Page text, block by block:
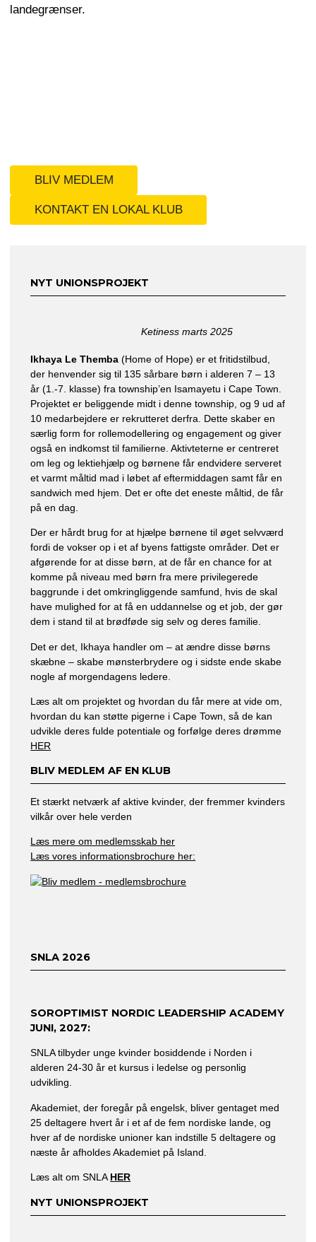
landegrænser.
BLIV MEDLEM
KONTAKT EN LOKAL KLUB
NYT UNIONSPROJEKT
Ketiness marts 2025
Ikhaya Le Themba (Home of Hope) er et fritidstilbud,
der henvender sig til 135 sårbare børn i alderen 7 – 13
år (1.-7. klasse) fra township’en Isamayetu i Cape Town.
Projektet er beliggende midt i denne township, og 9 ud af
10 medarbejdere er rekrutteret derfra. Dette skaber en
særlig form for rollemodellering og engagement og giver
også en indkomst til familierne. Aktivteterne er centreret
om leg og lektiehjælp og børnene får endvidere serveret
et varmt måltid mad i løbet af eftermiddagen samt får en
sandwich med hjem. Det er ofte det eneste måltid, de får
på en dag.
Der er hårdt brug for at hjælpe børnene til øget selvværd
fordi de vokser op i et af byens fattigste områder. Det er
afgørende for at disse børn, at de får en chance for at
komme på niveau med børn fra mere privilegerede
baggrunde i det omkringliggende samfund, hvis de skal
have mulighed for at få en uddannelse og et job, der gør
dem i stand til at brødføde sig selv og deres familie.
Det er det, Ikhaya handler om – at ændre disse børns
skæbne – skabe mønsterbrydere og i sidste ende skabe
nogle af morgendagens ledere.
Læs alt om projektet og hvordan du får mere at vide om,
hvordan du kan støtte pigerne i Cape Town, så de kan
udvikle deres fulde potentiale og forfølge deres drømme
HER
BLIV MEDLEM AF EN KLUB
Et stærkt netværk af aktive kvinder, der fremmer kvinders
vilkår over hele verden
Læs mere om medlemsskab her
Læs vores informationsbrochure her:
SNLA 2026
SOROPTIMIST NORDIC LEADERSHIP ACADEMY
JUNI,2027:
SNLA tilbyder unge kvinder bosiddende i Norden i
alderen 24-30 år et kursus i ledelse og personlig
udvikling.
Akademiet, der foregår på engelsk, bliver gentaget med
25 deltagere hvert år i et af de fem nordiske lande, og
hver af de nordiske unioner kan indstille 5 deltagere og
næste år afholdes Akademiet på Island.
Læs alt om SNLA HER
NYT UNIONSPROJEKT